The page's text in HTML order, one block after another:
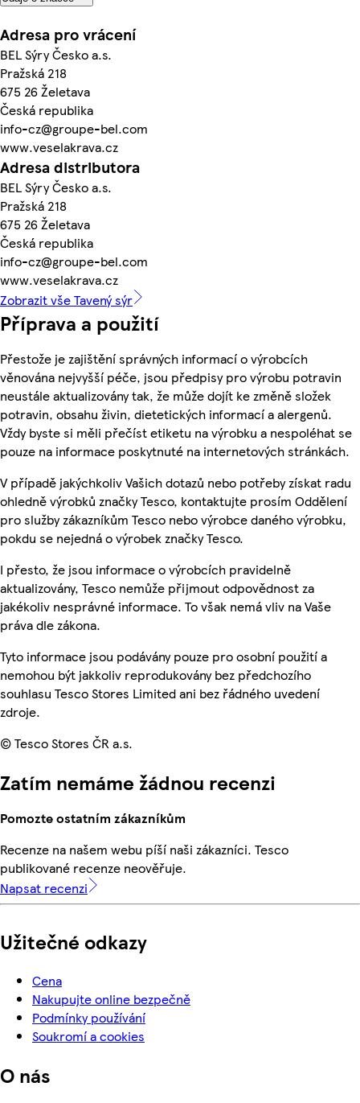
Adresa pro vrácení
BEL Sýry Česko a.s.
Pražská 218
675 26 Želetava
Česká republika
info-cz@groupe-bel.com
www.veselakrava.cz
Adresa distributora
BEL Sýry Česko a.s.
Pražská 218
675 26 Želetava
Česká republika
info-cz@groupe-bel.com
www.veselakrava.cz
Zobrazit vše Tavený sýr
Příprava a použití
Přestože je zajištění správných informací o výrobcích
věnována nejvyšší péče, jsou předpisy pro výrobu potravin
neustále aktualizovány tak, že může dojít ke změně složek
potravin, obsahu živin, dietetických informací a alergenů.
Vždy byste si měli přečíst etiketu na výrobku a nespoléhat se
pouze na informace poskytnuté na internetových stránkách.
V případě jakýchkoliv Vašich dotazů nebo potřeby získat radu
ohledně výrobků značky Tesco, kontaktujte prosím Oddělení
pro služby zákazníkům Tesco nebo výrobce daného výrobku,
pokdu se nejedná o výrobek značky Tesco.
I přesto, že jsou informace o výrobcích pravidelně
aktualizovány, Tesco nemůže přijmout odpovědnost za
jakékoliv nesprávné informace. To však nemá vliv na Vaše
práva dle zákona.
Tyto informace jsou podávány pouze pro osobní použití a
nemohou být jakkoliv reprodukovány bez předchozího
souhlasu Tesco Stores Limited ani bez řádného uvedení
zdroje.
© Tesco Stores ČR a.s.
Zatím nemáme žádnou recenzi
Pomozte ostatním zákazníkům
Recenze na našem webu píší naši zákazníci. Tesco
publikované recenze neověřuje.
Napsat recenzi
Užitečné odkazy
Cena
Nakupujte online bezpečně
Podmínky používání
Soukromí a cookies
O nás